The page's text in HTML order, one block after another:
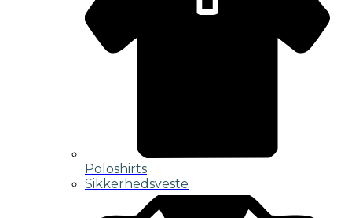
Poloshirts
Sikkerhedsveste